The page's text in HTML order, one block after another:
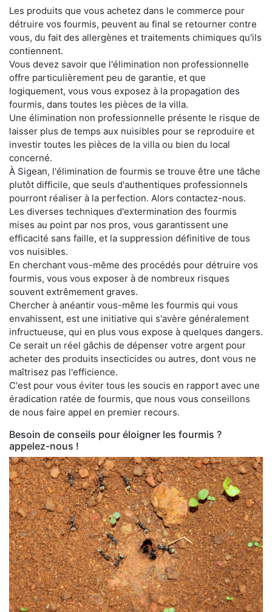
Les produits que vous achetez dans le commerce pour
détruire vos fourmis, peuvent au final se retourner contre
vous, du fait des allergènes et traitements chimiques qu'ils
contiennent.
Vous devez savoir que l'élimination non professionnelle
offre particulièrement peu de garantie, et que
logiquement, vous vous exposez à la propagation des
fourmis, dans toutes les pièces de la villa.
Une élimination non professionnelle présente le risque de
laisser plus de temps aux nuisibles pour se reproduire et
investir toutes les pièces de la villa ou bien du local
concerné.
À Sigean, l'élimination de fourmis se trouve être une tâche
plutôt difficile, que seuls d'authentiques professionnels
pourront réaliser à la perfection. Alors contactez-nous.
Les diverses techniques d'extermination des fourmis
mises au point par nos pros, vous garantissent une
efficacité sans faille, et la suppression définitive de tous
vos nuisibles.
En cherchant vous-même des procédés pour détruire vos
fourmis, vous vous exposer à de nombreux risques
souvent extrêmement graves.
Chercher à anéantir vous-même les fourmis qui vous
envahissent, est une initiative qui s'avère généralement
infructueuse, qui en plus vous expose à quelques dangers.
Ce serait un réel gâchis de dépenser votre argent pour
acheter des produits insecticides ou autres, dont vous ne
maîtrisez pas l'efficience.
C'est pour vous éviter tous les soucis en rapport avec une
éradication ratée de fourmis, que nous vous conseillons
de nous faire appel en premier recours.
Besoin de conseils pour éloigner les fourmis ?
appelez-nous !